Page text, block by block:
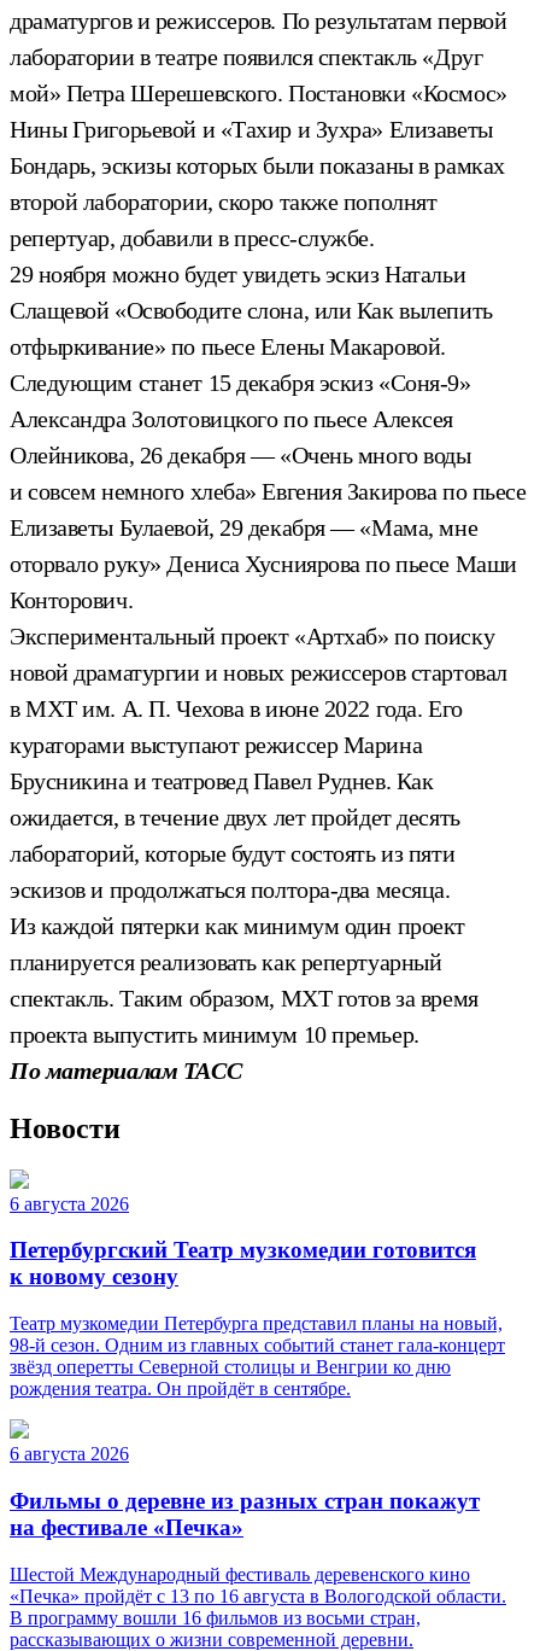
драматургов и режиссеров. По результатам первой
лаборатории в театре появился спектакль «Друг
мой» Петра Шерешевского. Постановки «Космос»
Нины Григорьевой и «Тахир и Зухра» Елизаветы
Бондарь, эскизы которых были показаны в рамках
второй лаборатории, скоро также пополнят
репертуар, добавили в пресс-службе.
29 ноября можно будет увидеть эскиз Натальи
Слащевой «Освободите слона, или Как вылепить
отфыркивание» по пьесе Елены Макаровой.
Следующим станет 15 декабря эскиз «Соня-9»
Александра Золотовицкого по пьесе Алексея
Олейникова, 26 декабря — «Очень много воды
и совсем немного хлеба» Евгения Закирова по пьесе
Елизаветы Булаевой, 29 декабря — «Мама, мне
оторвало руку» Дениса Хусниярова по пьесе Маши
Конторович.
Экспериментальный проект «Артхаб» по поиску
новой драматургии и новых режиссеров стартовал
в МХТ им. А. П. Чехова в июне 2022 года. Его
кураторами выступают режиссер Марина
Брусникина и театровед Павел Руднев. Как
ожидается, в течение двух лет пройдет десять
лабораторий, которые будут состоять из пяти
эскизов и продолжаться полтора-два месяца.
Из каждой пятерки как минимум один проект
планируется реализовать как репертуарный
спектакль. Таким образом, МХТ готов за время
проекта выпустить минимум 10 премьер.
По материалам ТАСС
Новости
6 августа 2026
Петербургский Театр музкомедии готовится
к новому сезону
Театр музкомедии Петербурга представил планы на новый,
98-й сезон. Одним из главных событий станет гала-концерт
звёзд оперетты Северной столицы и Венгрии ко дню
рождения театра. Он пройдёт в сентябре.
6 августа 2026
Фильмы о деревне из разных стран покажут
на фестивале «Печка»
Шестой Международный фестиваль деревенского кино
«Печка» пройдёт с 13 по 16 августа в Вологодской области.
В программу вошли 16 фильмов из восьми стран,
рассказывающих о жизни современной деревни.